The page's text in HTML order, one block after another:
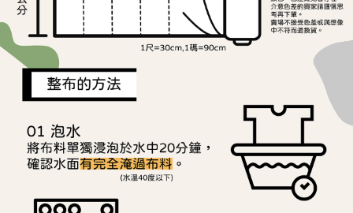
客戶支援中心」 https://netprotections.freshdesk.com/support/home
【注意事項】
１．透過由恩沛科技股份有限公司提供之「AFTEE先享後付」服務完成之交
易，需依本服務之必要範圍內提供個人資料，並將交易相關給付款項請求債
權轉讓予恩沛科技股份有限公司。
２．關於個人資料處理事宜，請瀏覽以下網址：
３．未成年的使用者請事先徵得法定代理人或監護人之同意方可使用
「AFTEE先享後付」，若未經同意申辦者引起之損失，本公司不負相關責
任。
４．使用「AFTEE先享後付」時，將依據個別帳號之用戶狀況，依本公司即
時審查核予不同之上限額度；若仍有額度不足之情形，本公司將視審查結果
５．嚴禁一人註冊多個帳號或使用他人資訊註冊。若發現惡意使用之情形，